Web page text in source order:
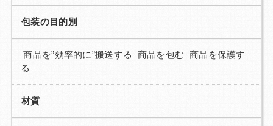
包装の目的別
商品を”効率的に”搬送する 商品を包む 商品を保護す
る
材質